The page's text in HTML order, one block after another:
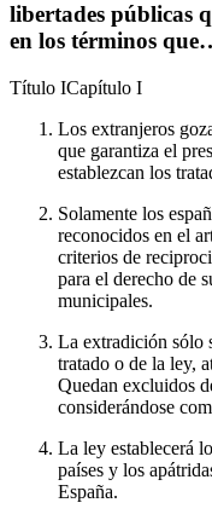
libertades públicas
en los términos
Título ICapítulo I
Los extranjeros
que garantiza el
establezcan los
Solamente los
reconocidos en el
criterios de
para el derecho de
municipales.
La extradición sólo
tratado o de la ley,
Quedan excluidos
considerándose
La ley establecerá
países y los
España.